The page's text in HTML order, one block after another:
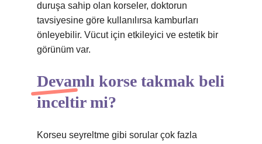
duruşa sahip olan korseler, doktorun
tavsiyesine göre kullanılırsa kamburları
önleyebilir. Vücut için etkileyici ve estetik bir
görünüm var.
Devamlı korse takmak beli
inceltir mi?
Korseu seyreltme gibi sorular çok fazla